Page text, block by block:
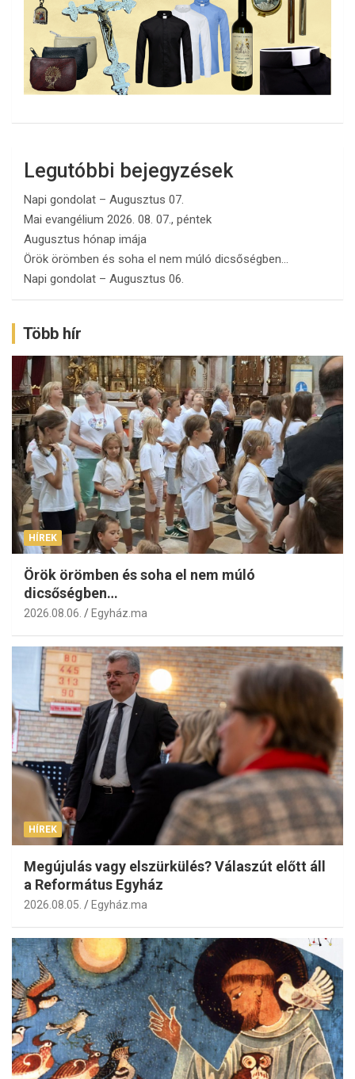
Legutóbbi bejegyzések
Napi gondolat – Augusztus 07.
Mai evangélium 2026. 08. 07., péntek
Augusztus hónap imája
Örök örömben és soha el nem múló dicsőségben…
Napi gondolat – Augusztus 06.
Több hír
HÍREK
Örök örömben és soha el nem múló
dicsőségben…
2026.08.06. Egyház.ma
HÍREK
Megújulás vagy elszürkülés? Válaszút előtt áll
a Református Egyház
2026.08.05. Egyház.ma